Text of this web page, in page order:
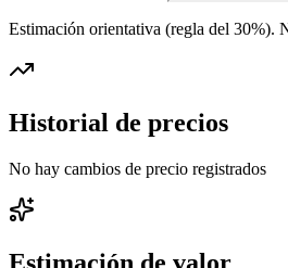
Estimación orientativa (regla del 30%).
Historial de precios
No hay cambios de precio registrados